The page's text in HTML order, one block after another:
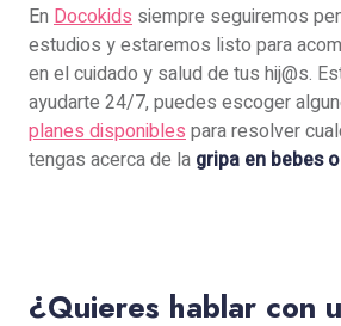
En Docokids siempre seguiremos
estudios y estaremos listo para
en el cuidado y salud de tus hij@s.
ayudarte 24/7, puedes escoger
planes disponibles para resolver
tengas acerca de la gripa en bebes
¿Quieres hablar con